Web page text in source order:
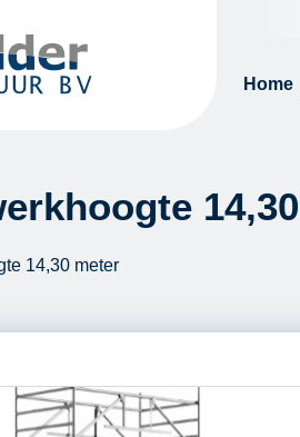
Home
14,30 meter